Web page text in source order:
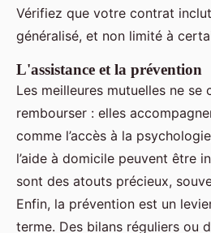
Vérifiez que votre contrat
généralisé, et non limité à
L'assistance et la prévention
Les meilleures mutuelles ne se
rembourser : elles
comme l’accès à la
l’aide à domicile peuvent être
sont des atouts précieux,
Enfin, la prévention est un
terme. Des bilans réguliers ou